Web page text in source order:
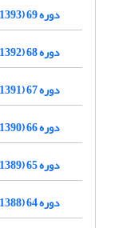
دوره 69 (1393)
دوره 68 (1392)
دوره 67 (1391)
دوره 66 (1390)
دوره 65 (1389)
دوره 64 (1388)